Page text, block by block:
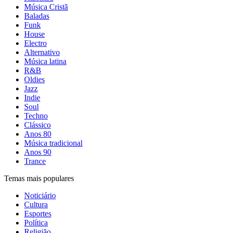
Música Cristã
Baladas
Funk
House
Electro
Alternativo
Música latina
R&B
Oldies
Jazz
Indie
Soul
Techno
Clássico
Anos 80
Música tradicional
Anos 90
Trance
Temas mais populares
Noticiário
Cultura
Esportes
Política